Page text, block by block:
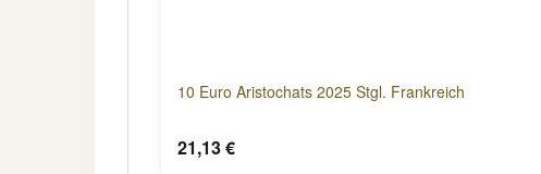
10 Euro Aristochats 2025 Stgl. Frankreich
21,13 €